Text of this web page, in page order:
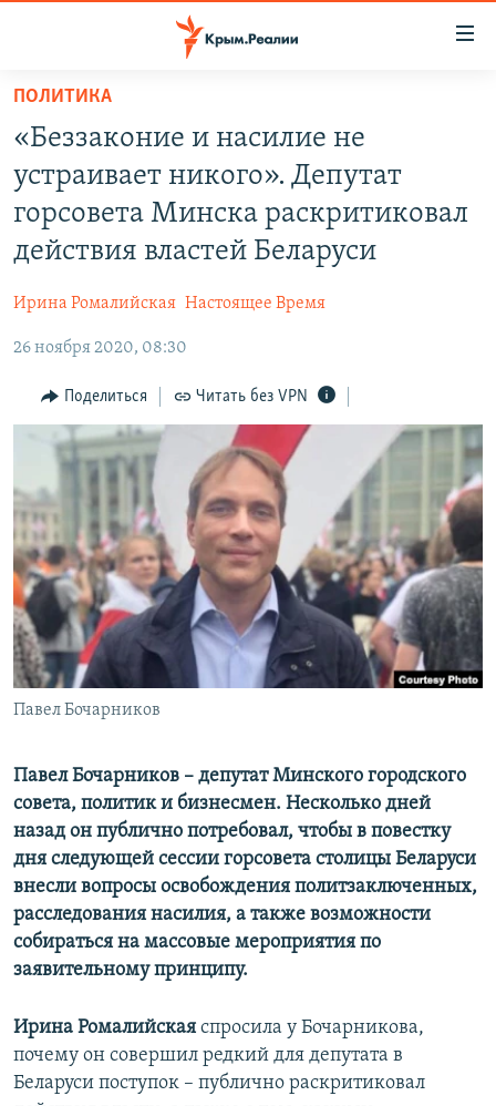
Вернуться
основному
содержанию
Вернутся
главной
Вернутся
КАРТА ВОЕННЫХ ОБЪЕКТОВ КРЫМА
ВОДА
ИСТОРИЯ
ИНФОГРАФИКА
ТЕЛЕПРОЕКТ КРЫМ.РЕАЛИИ
СОВЕТЫ ПРАВОЗАЩИТНИКОВ
ПРОПАВШИЕ БЕЗ ВЕСТИ
ПОБЕДИТЕЛЕЙ НЕ СУДЯТ?
КРЫМ.НЕПОКОРЕННЫЙ
ELIFBE
УКРАИНСКАЯ ПРОБЛЕМА КРЫМА
РАДІО СВОБОДА
КАК ОБОЙТИ БЛОКИРОВКУ
Qırımtatar
ПРИСОЕДИНЯЙТЕСЬ!
Все сайты RFE/RL
ПОЛИТИКА
«Беззаконие и насилие не
устраивает никого». Депутат
горсовета Минска раскритиковал
действия властей Беларуси
Ирина Ромалийская Настоящее Время
26 ноября 2020, 08:30
Поделиться Читать без VPN
Павел Бочарников
Павел Бочарников – депутат Минского городского
совета, политик и бизнесмен. Несколько дней
назад он публично потребовал, чтобы в повестку
дня следующей сессии горсовета столицы Беларуси
внесли вопросы освобождения политзаключенных,
расследования насилия, а также возможности
собираться на массовые мероприятия по
заявительному принципу.
Ирина Ромалийская спросила у Бочарникова,
почему он совершил редкий для депутата в
Беларуси поступок – публично раскритиковал